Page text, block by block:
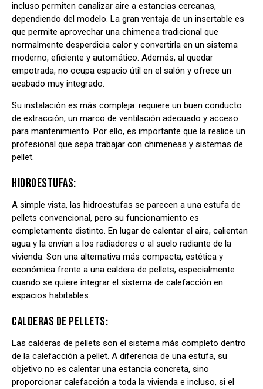
incluso permiten canalizar aire a estancias cercanas,
dependiendo del modelo. La gran ventaja de un insertable es
que permite aprovechar una chimenea tradicional que
normalmente desperdicia calor y convertirla en un sistema
moderno, eficiente y automático. Además, al quedar
empotrada, no ocupa espacio útil en el salón y ofrece un
acabado muy integrado.
Su instalación es más compleja: requiere un buen conducto
de extracción, un marco de ventilación adecuado y acceso
para mantenimiento. Por ello, es importante que la realice un
profesional que sepa trabajar con chimeneas y sistemas de
pellet.
HIDROESTUFAS:
A simple vista, las hidroestufas se parecen a una estufa de
pellets convencional, pero su funcionamiento es
completamente distinto. En lugar de calentar el aire, calientan
agua y la envían a los radiadores o al suelo radiante de la
vivienda. Son una alternativa más compacta, estética y
económica frente a una caldera de pellets, especialmente
cuando se quiere integrar el sistema de calefacción en
espacios habitables.
CALDERAS DE PELLETS:
Las calderas de pellets son el sistema más completo dentro
de la calefacción a pellet. A diferencia de una estufa, su
objetivo no es calentar una estancia concreta, sino
proporcionar calefacción a toda la vivienda e incluso, si el